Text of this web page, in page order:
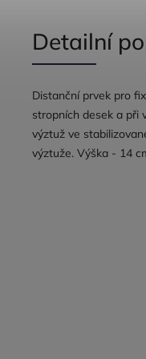
Detailní
Distanční prvek pro
stropních desek a při
výztuž ve
výztuže. Výška - 14